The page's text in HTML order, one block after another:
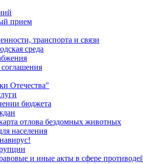
прием
транспорта и связи
среда
Отечества"
бюджета
отлова бездомных животных
населения
и иные акты в сфере